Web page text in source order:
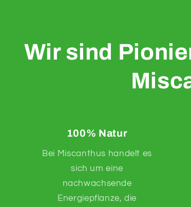
Wir sind
100% Natur
Bei Miscanthus handelt es
sich um eine
nachwachsende
Energiepflanze, die